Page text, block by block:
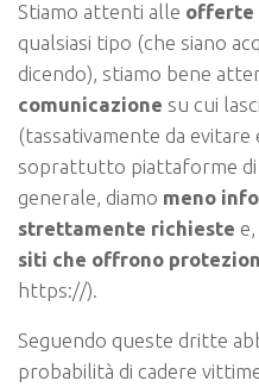
Stiamo attenti alle offerte
qualsiasi tipo (che siano
dicendo), stiamo bene
comunicazione su cui
(tassativamente da
soprattutto piattaforme di
generale, diamo meno
strettamente richieste
siti che offrono
https://).
Seguendo queste dritte
probabilità di cadere